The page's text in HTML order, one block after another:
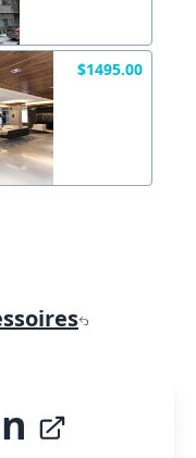
$1495.00